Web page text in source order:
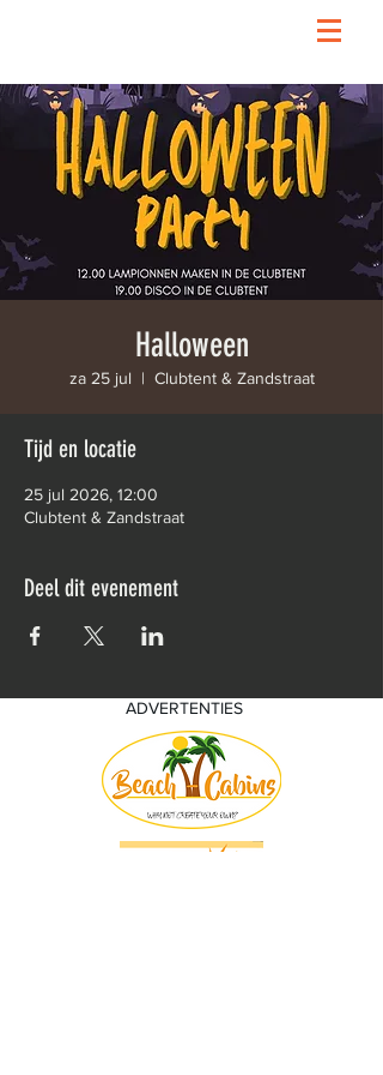
Halloween
za 25 jul
  |
Clubtent & Zandstraat
Tijd en locatie
25 jul 2026, 12:00
Clubtent & Zandstraat
Deel dit evenement
ADVERTENTIES